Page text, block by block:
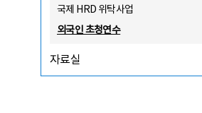
국제 HRD 위탁사업
외국인 초청연수
자료실